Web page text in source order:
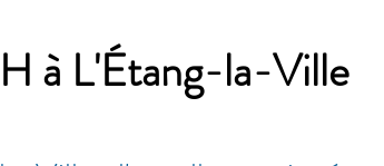
à L'Étang-la-Ville